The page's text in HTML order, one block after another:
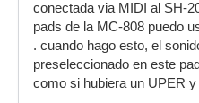
conectada via MIDI al SH-
pads de la MC-808 puedo
. cuando hago esto, el
preseleccionado en este
como si hubiera un UPER